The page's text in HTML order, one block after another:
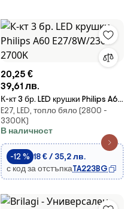
20,25 €
39,61 лв.
К-кт 3 бр. LED крушки Philips A60
E27/8W/230V 2700K
E27, LED, топло бяло (2800 -
3300К)
В наличност
-12 % 18 € / 35,2 лв.
с код за отстъпкаTA223BG